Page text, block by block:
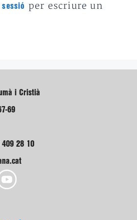
per escriure un
i Cristià
69
28 10